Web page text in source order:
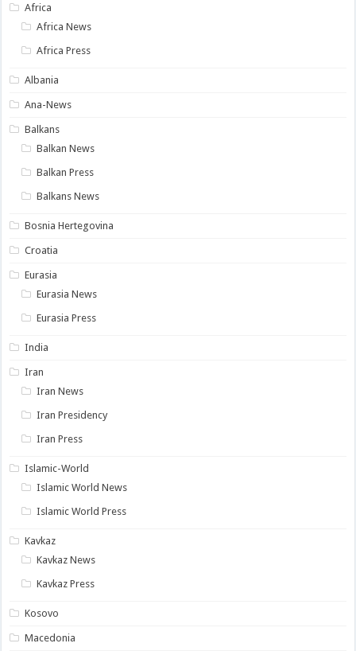
Africa
Africa News
Africa Press
Albania
Ana-News
Balkans
Balkan News
Balkan Press
Balkans News
Bosnia Hertegovina
Croatia
Eurasia
Eurasia News
Eurasia Press
India
Iran
Iran News
Iran Presidency
Iran Press
Islamic-World
Islamic World News
Islamic World Press
Kavkaz
Kavkaz News
Kavkaz Press
Kosovo
Macedonia